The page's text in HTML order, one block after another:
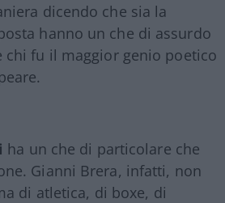
dicendo che sia la
hanno un che di assurdo
chi fu il maggior genio poetico
ha un che di particolare che
Gianni Brera, infatti, non
di atletica, di boxe, di